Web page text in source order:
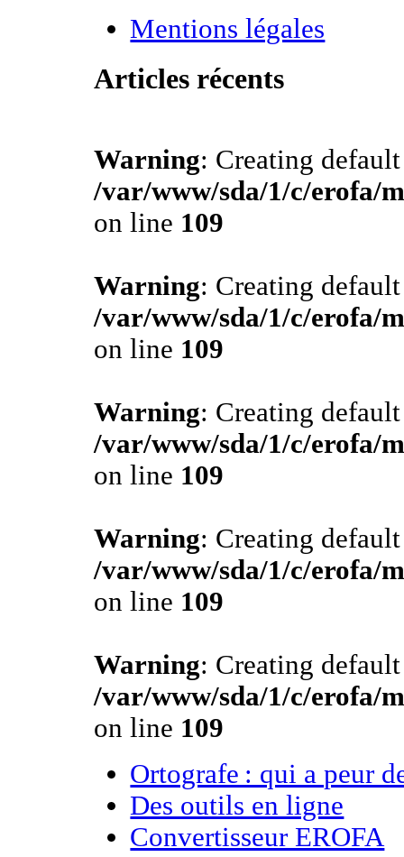
Mentions légales
Articles récents
Warning: Creating
/var/www/sda/1/c/erofa/
on line 109
Warning: Creating
/var/www/sda/1/c/erofa/
on line 109
Warning: Creating
/var/www/sda/1/c/erofa/
on line 109
Warning: Creating
/var/www/sda/1/c/erofa/
on line 109
Warning: Creating
/var/www/sda/1/c/erofa/
on line 109
Ortografe : qui a peur
Des outils en ligne
Convertisseur EROFA